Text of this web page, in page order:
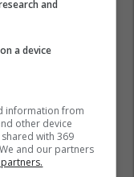
and
a device
information from
other device
with 369
and our partners